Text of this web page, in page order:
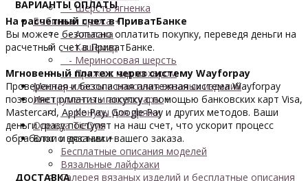
- Шерсть ягненка
Бобинная пряжа+
- Альпака
- Кашемир
- Мериносовая шерсть
- Пряжа с кид мохером
Мастер-классы и описания вязаных изделий
Инструменты и аксессуары+
- Конусы для пряжи
Одежда TieDye
Блог о вязании+
Бесплатные описания моделей
Вязальные лайфхаки
Галерея вязаных изделий и бесплатные описания
ВАРИАНТЫ ОПЛАТЫ
На расчетный счет в ПриватБанке
Вы можете безопасно оплатить покупку, переведя деньги на
расчетный счет в ПриватБанке.
Мгновенный платеж через систему Wayforpay
Проверенная и безопасная платежная система Wayforpay
позволяет оплатить покупку с помощью банковских карт Visa,
Mastercard, Apple Pay, Google Pay и других методов. Ваши
деньги сразу поступят на наш счет, что ускорит процесс
обработки и доставки вашего заказа.
ДОСТАВКА